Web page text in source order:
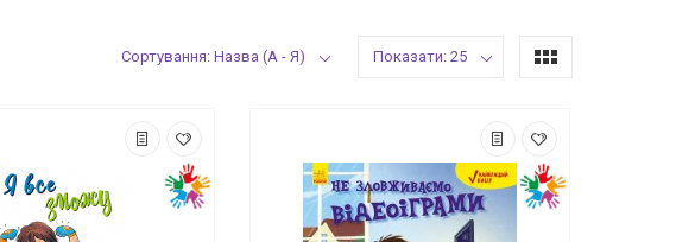
Сортування: Назва (А - Я) Показати: 25